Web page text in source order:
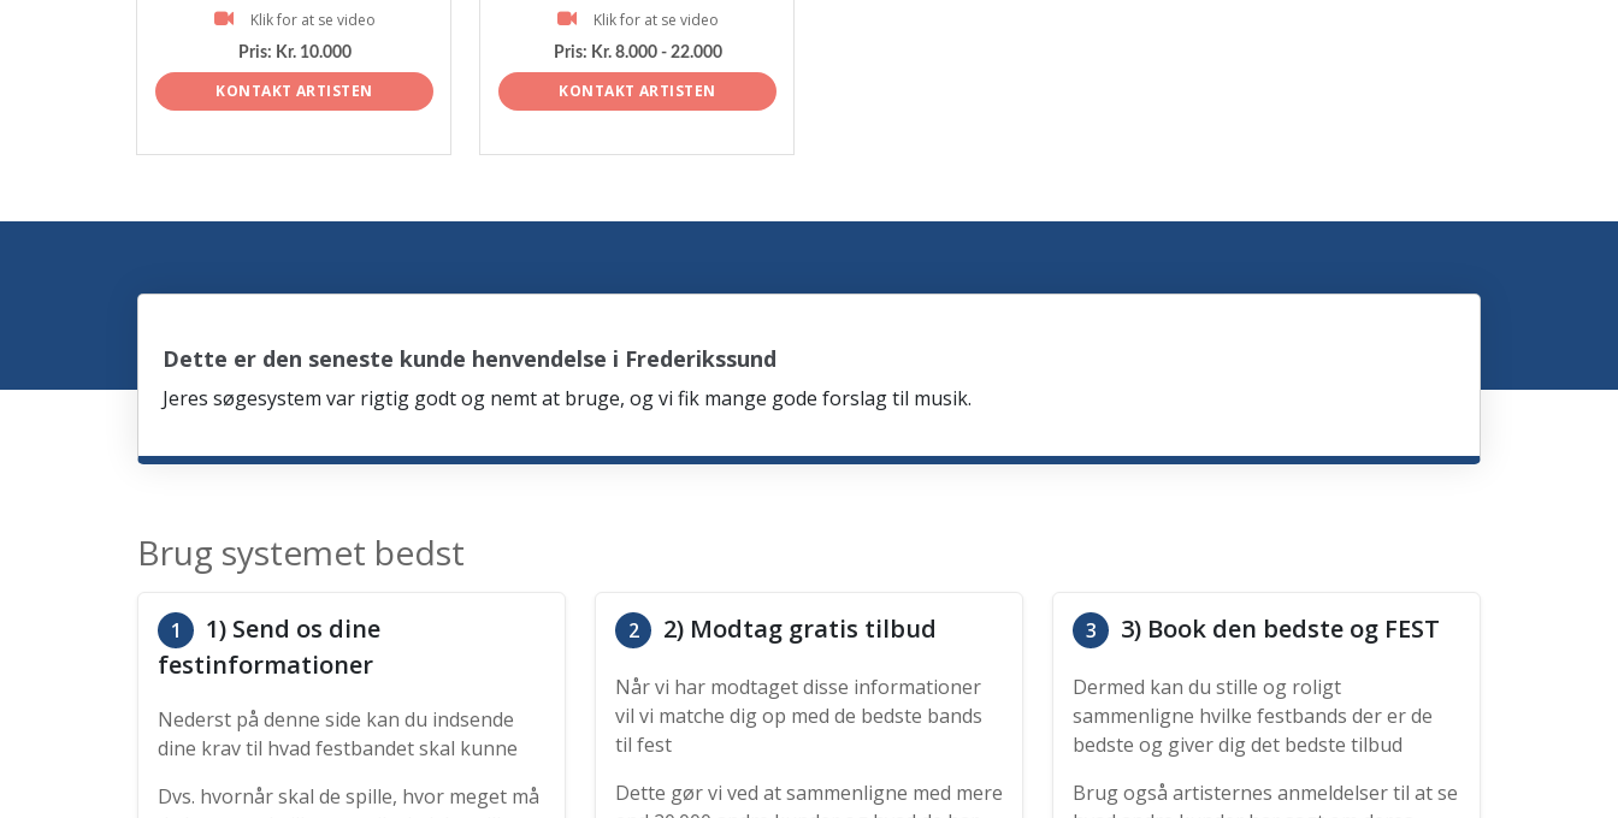
Klik for at se video
Pris: Kr. 10.000
KONTAKT ARTISTEN
Klik for at se video
Pris: Kr. 8.000 - 22.000
KONTAKT ARTISTEN
Dette er den seneste kunde henvendelse i Frederikssund
Jeres søgesystem var rigtig godt og nemt at bruge, og vi fik mange gode forslag til musik.
Brug systemet bedst
1
1) Send os dine
festinformationer
Nederst på denne side kan du indsende
dine krav til hvad festbandet skal kunne
Dvs. hvornår skal de spille, hvor meget må
2 2) Modtag gratis tilbud
Når vi har modtaget disse informationer
vil vi matche dig op med de bedste bands
til fest
Dette gør vi ved at sammenligne med mere
3 3) Book den bedste og FEST
Dermed kan du stille og roligt
sammenligne hvilke festbands der er de
bedste og giver dig det bedste tilbud
Brug også artisternes anmeldelser til at se